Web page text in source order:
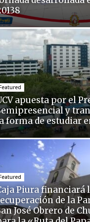
apuesta por el
y
forma de estudiar
Piura financiará
de la
José Obrero de